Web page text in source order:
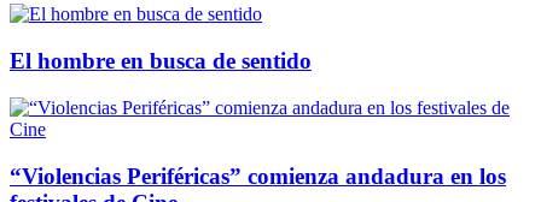
El hombre en busca de sentido
“Violencias Periféricas” comienza andadura en los